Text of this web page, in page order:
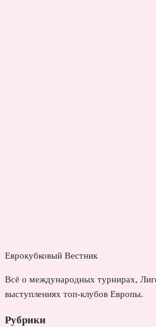
Еврокубковый Вестник
Всё о международных турнирах,
выступлениях топ-клубов Европы.
Рубрики